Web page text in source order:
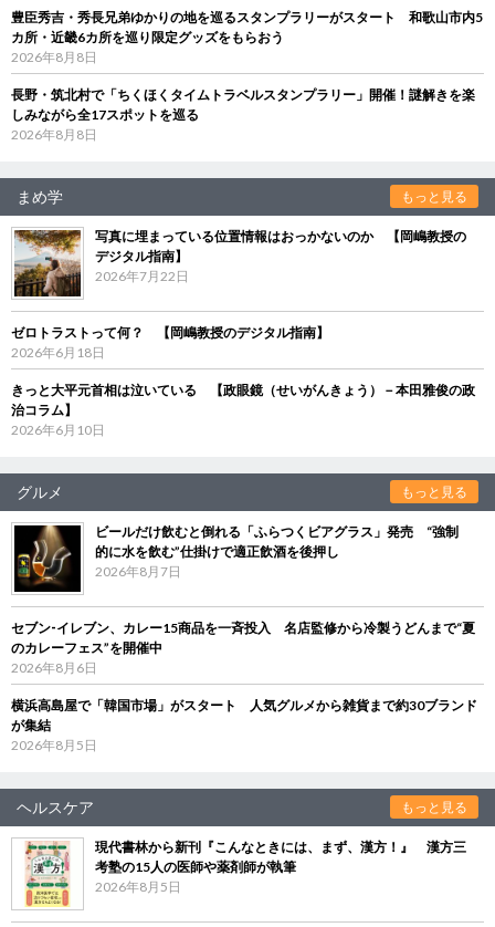
豊臣秀吉・秀長兄弟ゆかりの地を巡るスタンプラリーがスタート 和歌山市内5
カ所・近畿6カ所を巡り限定グッズをもらおう
2026年8月8日
長野・筑北村で「ちくほくタイムトラベルスタンプラリー」開催！謎解きを楽
しみながら全17スポットを巡る
2026年8月8日
まめ学 もっと見る
写真に埋まっている位置情報はおっかないのか 【岡嶋教授の
デジタル指南】
2026年7月22日
ゼロトラストって何？ 【岡嶋教授のデジタル指南】
2026年6月18日
きっと大平元首相は泣いている 【政眼鏡（せいがんきょう）－本田雅俊の政
治コラム】
2026年6月10日
グルメ もっと見る
ビールだけ飲むと倒れる「ふらつくビアグラス」発売 “強制
的に水を飲む”仕掛けで適正飲酒を後押し
2026年8月7日
セブン‐イレブン、カレー15商品を一斉投入 名店監修から冷製うどんまで“夏
のカレーフェス”を開催中
2026年8月6日
横浜高島屋で「韓国市場」がスタート 人気グルメから雑貨まで約30ブランド
が集結
2026年8月5日
ヘルスケア もっと見る
現代書林から新刊『こんなときには、まず、漢方！』 漢方三
考塾の15人の医師や薬剤師が執筆
2026年8月5日